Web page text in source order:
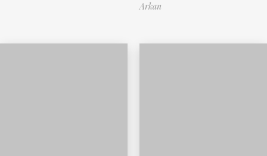
Arkan